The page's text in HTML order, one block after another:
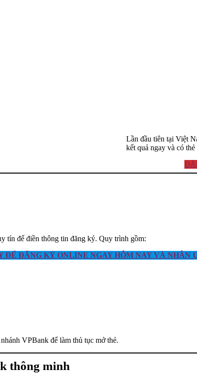
Lần đầu tiên tại Việt
kết quả ngay và có
tín để điền thông tin đăng ký. Quy trình gồm:
ĐỂ ĐĂNG KÝ ONLINE NGAY HÔM NAY VÀ NHẬN
VPBank để làm thủ tục mở thẻ.
thông minh